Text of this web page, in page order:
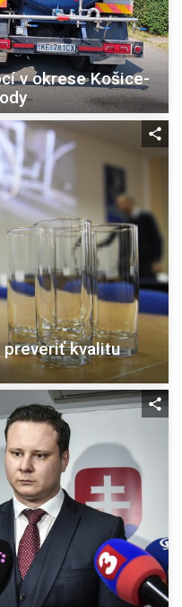
v okrese Košice-
preveriť kvalitu